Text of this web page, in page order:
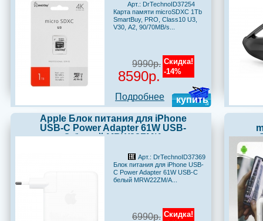
Арт.: DrTechnoID37254
Карта памяти microSDXC 1Tb
SmartBuy, PRO, Class10 U3,
V30, А2, 90/70MB/s...
9990р. Скидка!
-14%
8590р.
Подробнее купить
Apple Блок питания для iPhone
USB-C Power Adapter 61W USB-
C белый MRW22ZM/A
Арт.: DrTechnoID37369
Блок питания для iPhone USB-
C Power Adapter 61W USB-C
белый MRW22ZM/A...
6990р. Скидка!